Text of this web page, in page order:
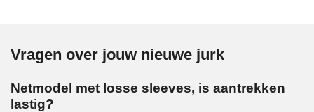
Vragen over jouw nieuwe jurk
Netmodel met losse sleeves, is aantrekken
lastig?